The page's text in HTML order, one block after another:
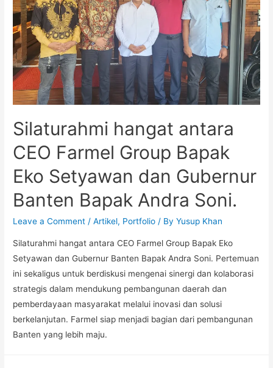
Silaturahmi hangat antara
CEO Farmel Group Bapak
Eko Setyawan dan Gubernur
Banten Bapak Andra Soni.
Leave a Comment /Artikel, Portfolio / ByYusup Khan
Silaturahmi hangat antara CEO Farmel Group Bapak Eko
Setyawan dan Gubernur Banten Bapak Andra Soni. Pertemuan
ini sekaligus untuk berdiskusi mengenai sinergi dan kolaborasi
strategis dalam mendukung pembangunan daerah dan
pemberdayaan masyarakat melalui inovasi dan solusi
berkelanjutan. Farmel siap menjadi bagian dari pembangunan
Banten yang lebih maju.